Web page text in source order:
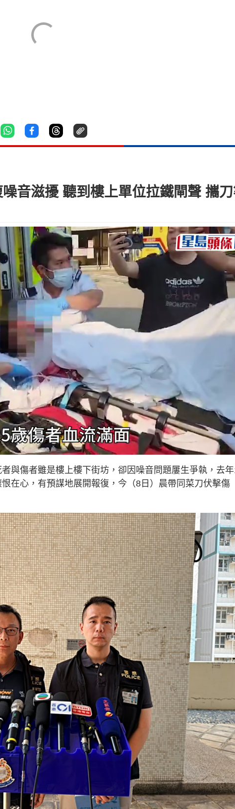
音滋擾 聽到樓上單位拉鐵閘聲 攜
與傷者雖是樓上樓下街坊，卻因噪音問題屢生爭執，去
在心，有預謀地展開報復，今（8日）晨帶同菜刀伏擊傷